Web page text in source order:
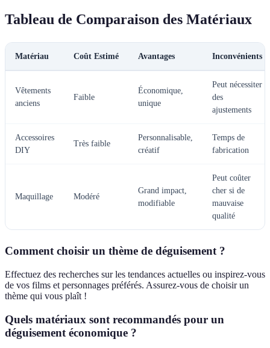
Tableau de Comparaison des Matériaux
Matériau Coût Estimé Avantages Inconvénients
Vêtements
anciens
Faible
Économique,
unique
Peut nécessiter
des
ajustements
Accessoires
DIY
Très faible
Personnalisable,
créatif
Temps de
fabrication
Maquillage Modéré
Grand impact,
modifiable
Peut coûter
cher si de
mauvaise
qualité
Comment choisir un thème de déguisement ?
Effectuez des recherches sur les tendances actuelles ou inspirez-vous
de vos films et personnages préférés. Assurez-vous de choisir un
thème qui vous plaît !
Quels matériaux sont recommandés pour un
déguisement économique ?